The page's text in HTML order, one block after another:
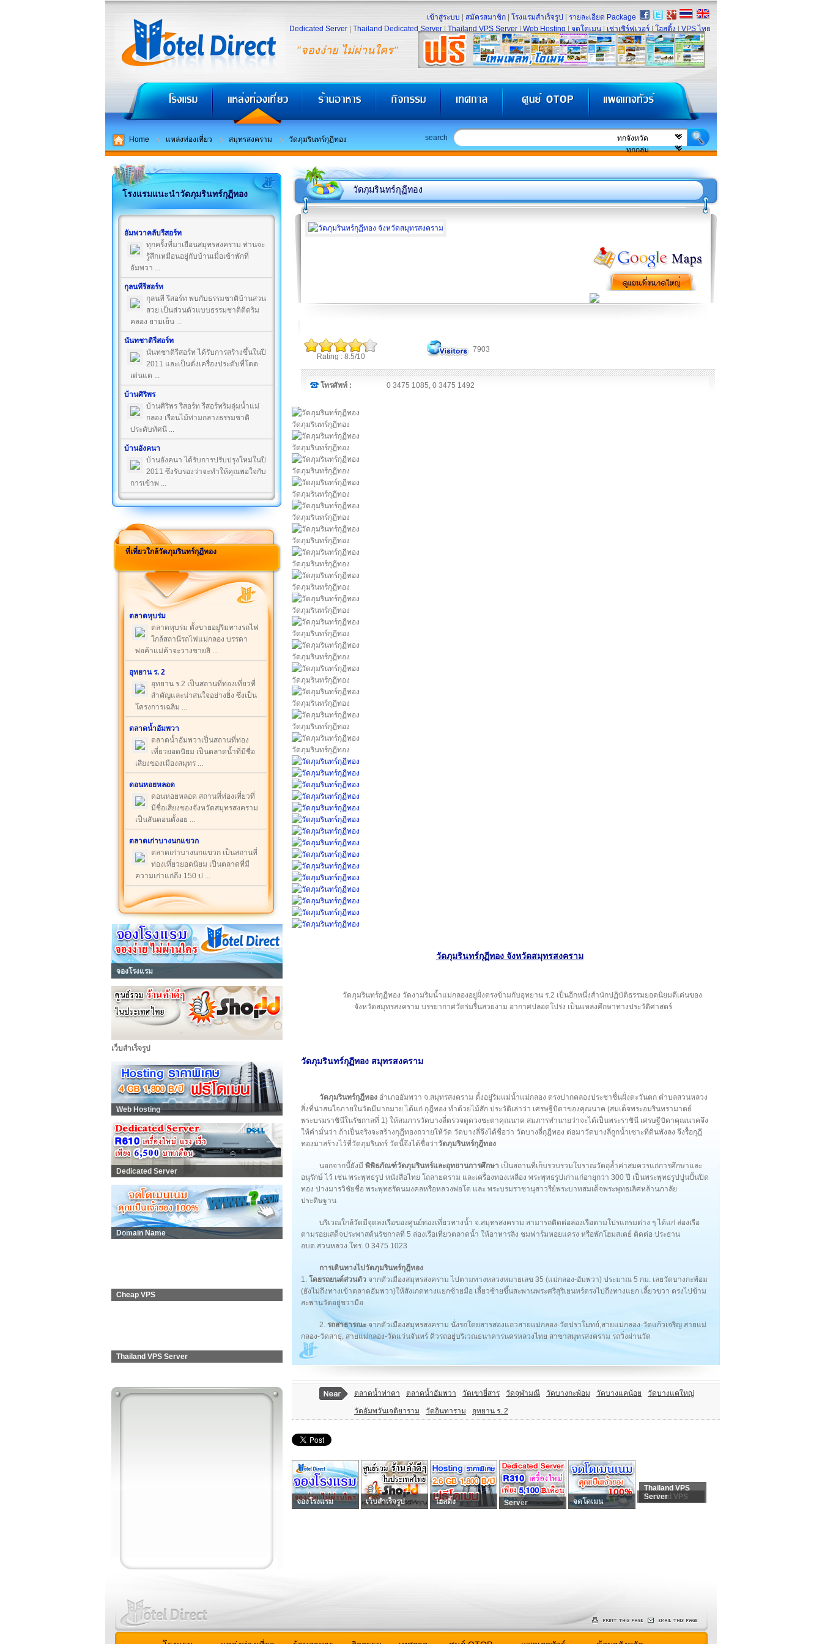
"จองง่าย ไม่ผ่านใคร"
เข้าสู่ระบบ สมัครสมาชิก โรงแรมสำเร็จรูป
รายละเอียด Package
Dedicated Server
Thailand Dedicated Server Thailand VPS Server Web Hosting จดโดเมน เช่าเซิร์ฟเวอร์ โฮสติ้ง VPS ไทย
Home แหล่งท่องเที่ยว สมุทรสงคราม วัดภุมรินทร์กุฏีทอง search
โรงแรมแนะนำวัดภุมรินทร์กุฏีทอง
อัมพวาคลับรีสอร์ท
ทุกครั้งที่มาเยือนสมุทรสงคราม ท่านจะ
รู้สึกเหมือนอยู่กับบ้านเมื่อเข้าพักที่
อัมพวา ...
กุลนทีรีสอร์ท
กุลนที รีสอร์ท พบกับธรรมชาติบ้านสวน
สวย เป็นส่วนตัวแบบธรรมชาติติดริม
คลอง ยามเย็น ...
นันทชาติรีสอร์ท
นันทชาติรีสอร์ท ได้รับการสร้างขึ้นในปี
2011 และเป็นดั่งเครื่องประดับที่โดด
เด่นแต ...
บ้านศิริพร
บ้านศิริพร รีสอร์ท รีสอร์ทริมลุ่มน้ำแม่
กลอง เรือนไม้ท่ามกลางธรรมชาติ
ประดับทัศนี ...
บ้านอังคนา
บ้านอังคนา ได้รับการปรับปรุงใหม่ในปี
2011 ซึ่งรับรองว่าจะทำให้คุณพอใจกับ
การเข้าพ ...
ที่เที่ยวใกล้วัดภุมรินทร์กุฏีทอง
ตลาดหุบร่ม
ตลาดหุบร่ม ตั้งขายอยู่ริมทางรถไฟ
ใกล้สถานีรถไฟแม่กลอง บรรดา
พ่อค้าแม่ค้าจะวางขายสิ ...
อุทยาน ร. 2
อุทยาน ร.2 เป็นสถานที่ท่องเที่ยวที่
สำคัญและน่าสนใจอย่างยิ่ง ซึ่งเป็น
โครงการเฉลิม ...
ตลาดน้ำอัมพวา
ตลาดน้ำอัมพวาเป็นสถานที่ท่อง
เที่ยวยอดนิยม เป็นตลาดน้ำที่มีชื่อ
เสียงของเมืองสมุทร ...
ดอนหอยหลอด
ดอนหอยหลอด สถานที่ท่องเที่ยวที่
มีชื่อเสียงของจังหวัดสมุทรสงคราม
เป็นสันดอนตั้งอย ...
ตลาดเก่าบางนกแขวก
ตลาดเก่าบางนกแขวก เป็นสถานที่
ท่องเที่ยวยอดนิยม เป็นตลาดที่มี
ความเก่าแก่ถึง 150 ป ...
จองโรงแรม
เว็บสำเร็จรูป
Web Hosting
Dedicated Server
Domain Name
Cheap VPS
Thailand VPS Server
วัดภุมรินทร์กุฏีทอง
Rating : 8.5/10
7903
โทรศัพท์ : 0 3475 1085, 0 3475 1492
วัดภุมรินทร์กุฏีทอง
วัดภุมรินทร์กุฏีทอง
วัดภุมรินทร์กุฏีทอง
วัดภุมรินทร์กุฏีทอง
วัดภุมรินทร์กุฏีทอง
วัดภุมรินทร์กุฏีทอง
วัดภุมรินทร์กุฏีทอง
วัดภุมรินทร์กุฏีทอง
วัดภุมรินทร์กุฏีทอง
วัดภุมรินทร์กุฏีทอง
วัดภุมรินทร์กุฏีทอง
วัดภุมรินทร์กุฏีทอง
วัดภุมรินทร์กุฏีทอง
วัดภุมรินทร์กุฏีทอง
วัดภุมรินทร์กุฏีทอง
วัดภุมรินทร์กุฏีทอง จังหวัดสมุทรสงคราม
วัดภุมรินทร์กุฏีทอง วัดงามริมน้ำแม่กลองอยู่ฝั่งตรงข้ามกับอุทยาน ร.2 เป็นอีกหนึ่งสำนักปฏิบัติธรรมยอดนิยมดีเด่นของ
จังหวัดสมุทรสงคราม บรรยากาศวัดร่มรื่นสวยงาม อากาศปลอดโปร่ง เป็นแหล่งศึกษาทางประวัติศาสตร์
วัดภุมรินทร์กุฏีทอง สมุทรสงคราม
วัดภุมรินทร์กุฎีทอง อำเภออัมพวา จ.สมุทรสงคราม ตั้งอยู่ริมแม่น้ำแม่กลอง ตรงปากคลองประชาชื่นฝั่งตะวันตก ตำบลสวนหลวง
สิ่งที่น่าสนใจภายในวัดมีมากมาย ได้แก่ กุฎีทอง ทำด้วยไม้สัก ประวัติเล่าว่า เศรษฐีบิดาของคุณนาค (สมเด็จพระอมรินทรามาตย์
พระบรมราชินีในรัชกาลที่ 1) ให้สมภารวัดบางลี่ตรวจดูดวงชะตาคุณนาค สมภารทำนายว่าจะได้เป็นพระราชินี เศรษฐีบิดาคุณนาคจึง
ให้คำมั่นว่า ถ้าเป็นจริงจะสร้างกุฎีทองถวายให้วัด วัดบางลี่จึงได้ชื่อว่า วัดบางลี่กุฎีทอง ต่อมาวัดบางลี่ถูกน้ำเซาะที่ดินพังลง จึงรื้อกุฎี
ทองมาสร้างไว้ที่วัดภุมรินทร์ วัดนี้จึงได้ชื่อว่าวัดภุมรินทร์กุฎีทอง
นอกจากนี้ยังมี พิพิธภัณฑ์วัดภุมรินทร์และอุทยานการศึกษา เป็นสถานที่เก็บรวบรวมโบราณวัตถุล้ำค่าสมควรแก่การศึกษาและ
อนุรักษ์ ไว้ เช่น พระพุทธรูป หนังสือไทย โถลายคราม และเครื่องทองเหลือง พระพุทธรูปเก่าแก่อายุกว่า 300 ปี เป็นพระพุทธรูปปูนปั้นปิด
ทอง ปางมารวิชัยชื่อ พระพุทธรัตนมงคลหรือหลวงพ่อโต และ พระบรมราชานุสาวรีย์พระบาทสมเด็จพระพุทธเลิศหล้านภาลัย
ประดิษฐาน
บริเวณใกล้วัดมีจุดลงเรือของศูนย์ท่องเที่ยวทางน้ำ จ.สมุทรสงคราม สามารถติดต่อล่องเรือตามโปรแกรมต่าง ๆ ได้แก่ ล่องเรือ
ตามรอยเสด็จประพาสต้นรัชกาลที่ 5 ล่องเรือเที่ยวตลาดน้ำ ให้อาหารลิง ชมฟาร์มหอยแครง หรือพักโฮมสเตย์ ติดต่อ ประธาน
อบต.สวนหลวง โทร. 0 3475 1023
การเดินทางไปวัดภุมรินทร์กุฎีทอง
1. โดยรถยนต์ส่วนตัว จากตัวเมืองสมุทรสงคราม ไปตามทางหลวงหมายเลข 35 (แม่กลอง-อัมพวา) ประมาณ 5 กม. เลยวัดบางกะพ้อม
(ยังไม่ถึงทางเข้าตลาดอัมพวา)ให้สังเกตทางแยกซ้ายมือ เลี้ยวซ้ายขึ้นสะพานพระศรีสุริเยนทร์ตรงไปถึงทางแยก เลี้ยวขวา ตรงไปข้าม
สะพานวัดอยู่ขวามือ
2. รถสาธารณะ จากตัวเมืองสมุทรสงคราม นั่งรถโดยสารสองแถวสายแม่กลอง-วัดปราโมทย์,สายแม่กลอง-วัดแก้วเจริญ สายแม่
กลอง-วัดสาธุ, สายแม่กลอง-วัดแว่นจันทร์ คิวรถอยู่บริเวณธนาคารนครหลวงไทย สาขาสมุทรสงคราม รถวิ่งผ่านวัด
ตลาดน้ำท่าคา ตลาดน้ำอัมพวา วัดเขายี่สาร วัดจุฬามณี วัดบางกะพ้อม วัดบางแคน้อย วัดบางแคใหญ่
วัดอัมพวันเจติยาราม วัดอินทาราม อุทยาน ร. 2
จองโรงแรม เว็บสำเร็จรูป โฮสติ้ง Server จดโดเมน
Thailand VPS
Thailand VPS
Server